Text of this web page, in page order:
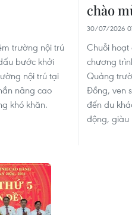
trường nội trú
bước khởi
nội trú tại
nâng cao
khó khăn.
chào
30/07/2026
Chuỗi
chương
Quảng
Đồng, ven
đến du
động, giàu